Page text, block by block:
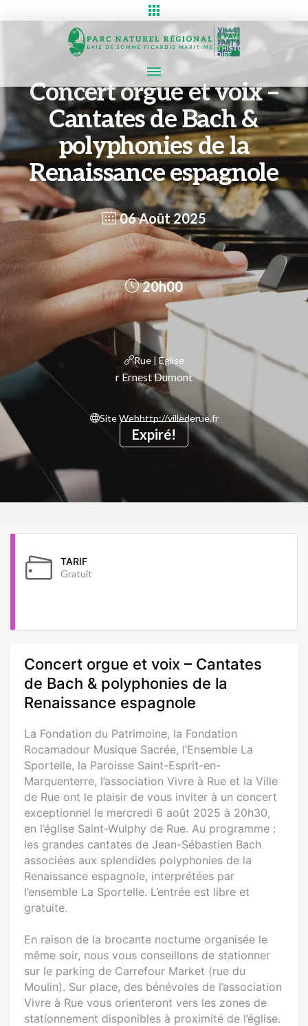
Concert orgue et voix –
Cantates de Bach &
polyphonies de la
Renaissance espagnole
06 Août 2025
Expiré!
20h00
Rue | Église
r Ernest Dumont
Site Webhttp://villederue.fr
TARIF
Gratuit
Concert orgue et voix – Cantates
de Bach & polyphonies de la
Renaissance espagnole
La Fondation du Patrimoine, la Fondation
Rocamadour Musique Sacrée, l’Ensemble La
Sportelle, la Paroisse Saint-Esprit-en-
Marquenterre, l’association Vivre à Rue et la Ville
de Rue ont le plaisir de vous inviter à un concert
exceptionnel le mercredi 6 août 2025 à 20h30,
en l’église Saint-Wulphy de Rue. Au programme :
les grandes cantates de Jean-Sébastien Bach
associées aux splendides polyphonies de la
Renaissance espagnole, interprétées par
l’ensemble La Sportelle. L’entrée est libre et
gratuite.
En raison de la brocante nocturne organisée le
même soir, nous vous conseillons de stationner
sur le parking de Carrefour Market (rue du
Moulin). Sur place, des bénévoles de l’association
Vivre à Rue vous orienteront vers les zones de
stationnement disponibles à proximité de l’église.